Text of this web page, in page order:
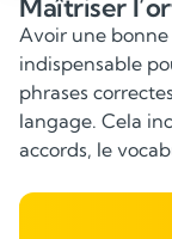
Améliorer
Le Français
dans la prise de
baccalauréat,
s’exprimer
propos est un